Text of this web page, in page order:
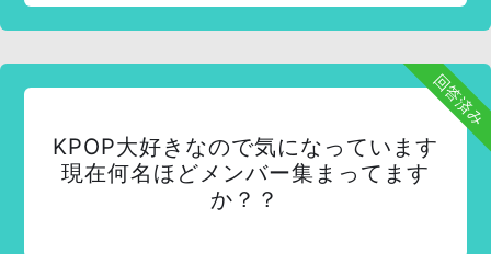
回答済み
KPOP大好きなので気になっています
現在何名ほどメンバー集まってます
か？？